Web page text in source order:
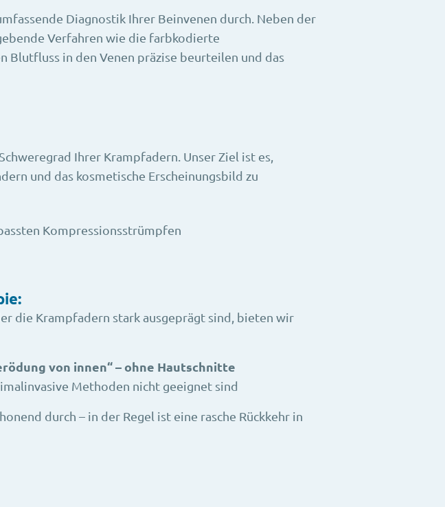
Diagnostik Ihrer Beinvenen durch. Neben der
Verfahren wie die farbkodierte
Blutfluss in den Venen präzise beurteilen und das
Ihrer Krampfadern. Unser Ziel ist es,
und das kosmetische Erscheinungsbild zu
Kompressionsstrümpfen
die Krampfadern stark ausgeprägt sind, bieten wir
von innen“ – ohne Hautschnitte
Methoden nicht geeignet sind
durch – in der Regel ist eine rasche Rückkehr in